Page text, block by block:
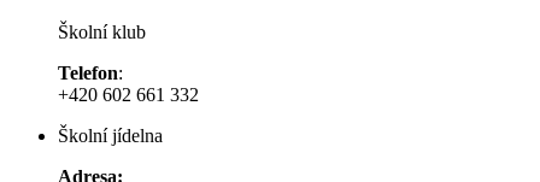
Školní klub
Telefon:
+420 602 661 332
Školní jídelna
Adresa: